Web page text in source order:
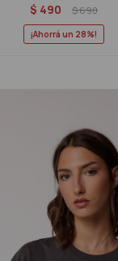
$ 490 $690
28